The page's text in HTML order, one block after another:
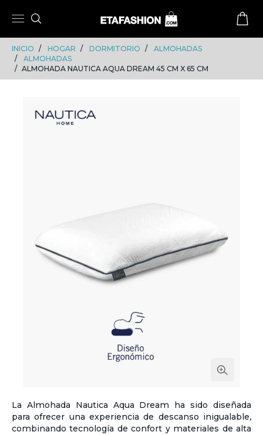
INICIO HOGAR DORMITORIO
ALMOHADAS
ALMOHADAS
ALMOHADA NAUTICA AQUA DREAM 45 CM X 65 CM
La Almohada Nautica Aqua Dream ha sido diseñada
para ofrecer una experiencia de descanso inigualable,
combinando tecnología de confort y materiales de alta